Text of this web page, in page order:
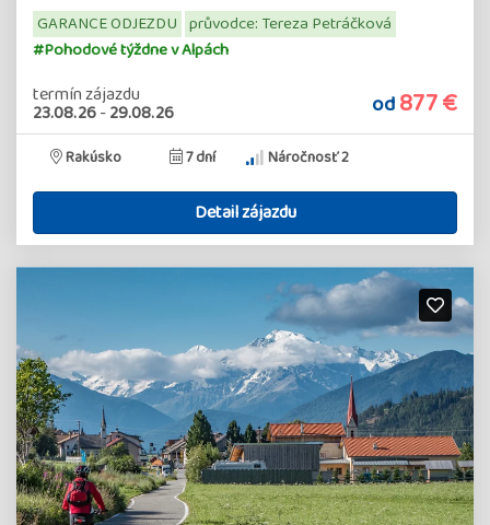
GARANCE ODJEZDU průvodce: Tereza Petráčková
#Pohodové týždne v Alpách
termín zájazdu
23.08.26-29.08.26 od877 €
Rakúsko 7 dní Náročnosť 2
Detail zájazdu